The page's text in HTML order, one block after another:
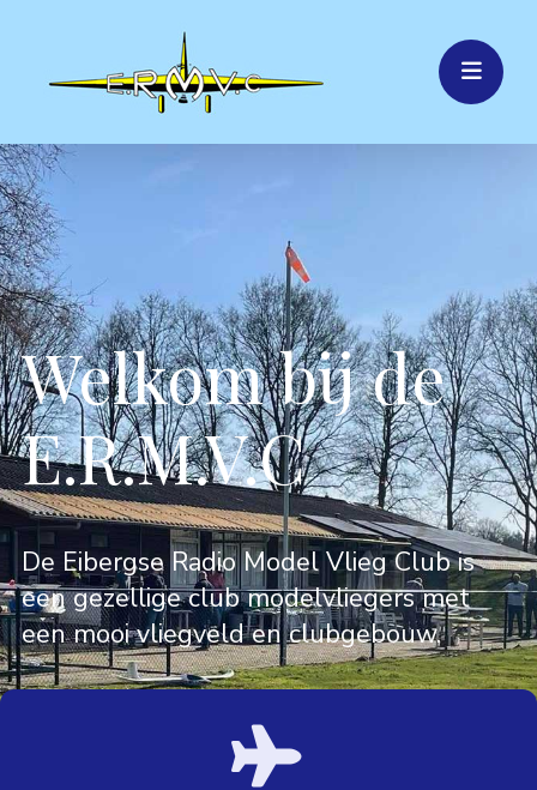
Welkom bij de
E.R.M.V.C
De Eibergse Radio Model Vlieg Club is
een gezellige club modelvliegers met
een mooi vliegveld en clubgebouw.